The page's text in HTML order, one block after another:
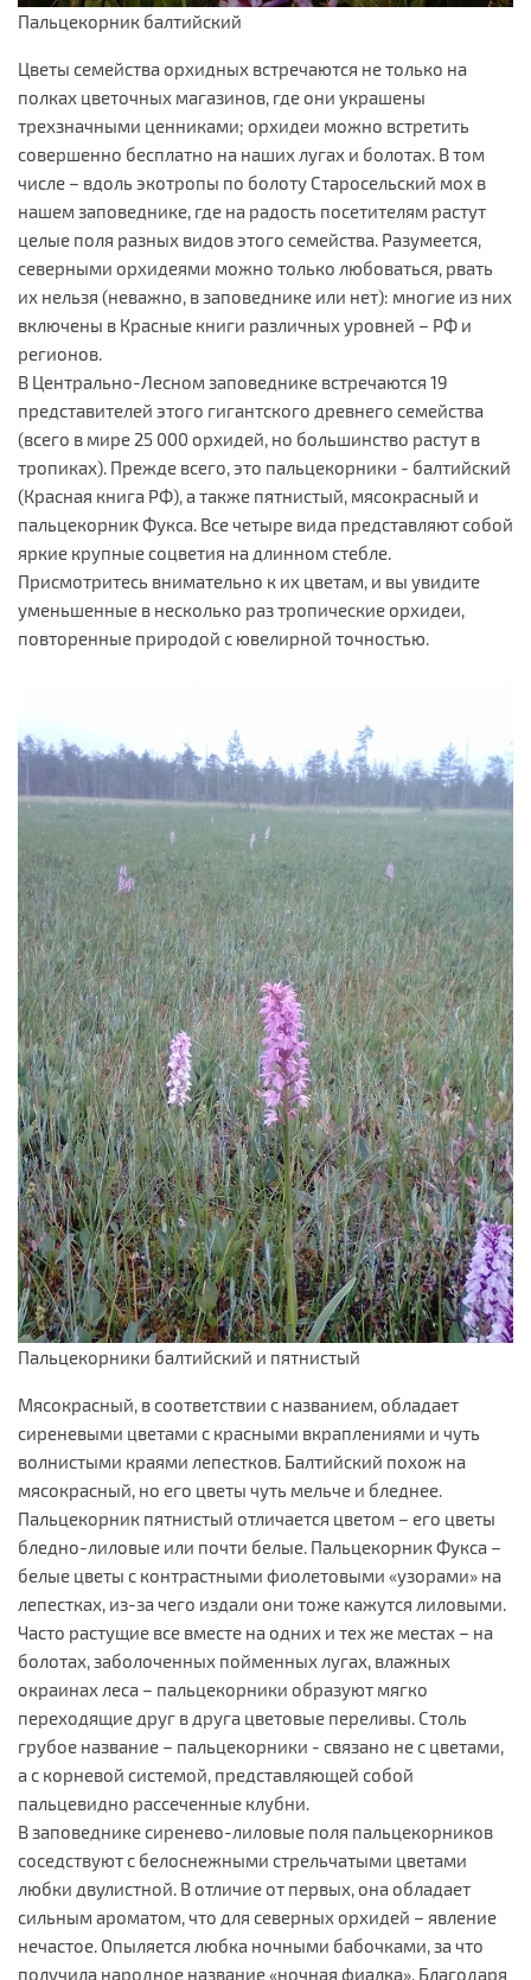
Пальцекорник балтийский
Цветы семейства орхидных встречаются не только на
полках цветочных магазинов, где они украшены
трехзначными ценниками; орхидеи можно встретить
совершенно бесплатно на наших лугах и болотах. В том
числе – вдоль экотропы по болоту Старосельский мох в
нашем заповеднике, где на радость посетителям растут
целые поля разных видов этого семейства. Разумеется,
северными орхидеями можно только любоваться, рвать
их нельзя (неважно, в заповеднике или нет): многие из них
включены в Красные книги различных уровней – РФ и
регионов.
В Центрально-Лесном заповеднике встречаются 19
представителей этого гигантского древнего семейства
(всего в мире 25 000 орхидей, но большинство растут в
тропиках). Прежде всего, это пальцекорники - балтийский
(Красная книга РФ), а также пятнистый, мясокрасный и
пальцекорник Фукса. Все четыре вида представляют собой
яркие крупные соцветия на длинном стебле.
Присмотритесь внимательно к их цветам, и вы увидите
уменьшенные в несколько раз тропические орхидеи,
повторенные природой с ювелирной точностью.
Пальцекорники балтийский и пятнистый
Мясокрасный, в соответствии с названием, обладает
сиреневыми цветами с красными вкраплениями и чуть
волнистыми краями лепестков. Балтийский похож на
мясокрасный, но его цветы чуть мельче и бледнее.
Пальцекорник пятнистый отличается цветом – его цветы
бледно-лиловые или почти белые. Пальцекорник Фукса –
белые цветы с контрастными фиолетовыми «узорами» на
лепестках, из-за чего издали они тоже кажутся лиловыми.
Часто растущие все вместе на одних и тех же местах – на
болотах, заболоченных пойменных лугах, влажных
окраинах леса – пальцекорники образуют мягко
переходящие друг в друга цветовые переливы. Столь
грубое название – пальцекорники - связано не с цветами,
а с корневой системой, представляющей собой
пальцевидно рассеченные клубни.
В заповеднике сиренево-лиловые поля пальцекорников
соседствуют с белоснежными стрельчатыми цветами
любки двулистной. В отличие от первых, она обладает
сильным ароматом, что для северных орхидей – явление
нечастое. Опыляется любка ночными бабочками, за что
получила народное название «ночная фиалка». Благодаря